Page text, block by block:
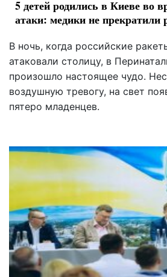
5 детей родились в Киеве во
атаки: медики не прекратили
В ночь, когда российские
атаковали столицу, в
произошло настоящее чудо.
воздушную тревогу, на свет
пятеро младенцев.